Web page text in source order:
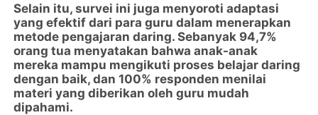
Selain itu, survei ini juga menyoroti adaptasi
yang efektif dari para guru dalam menerapkan
metode pengajaran daring. Sebanyak 94,7%
orang tua menyatakan bahwa anak-anak
mereka mampu mengikuti proses belajar daring
dengan baik, dan 100% responden menilai
materi yang diberikan oleh guru mudah
dipahami.